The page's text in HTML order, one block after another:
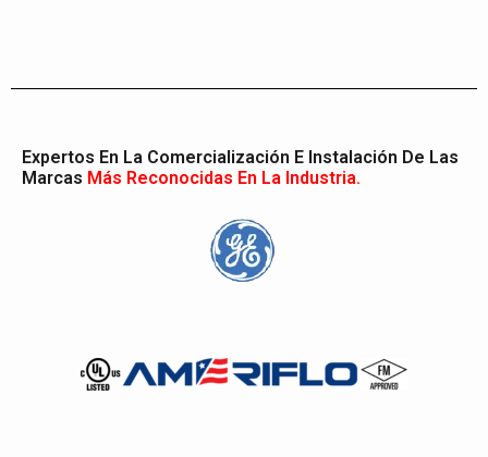
Expertos En La Comercialización E Instalación De Las
Marcas Más Reconocidas En La Industria.